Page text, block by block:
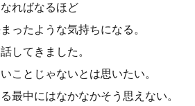
ればなるほど
ったような気持ちになる。
してきました。
ことじゃないとは思いたい。
最中にはなかなかそう思えない。